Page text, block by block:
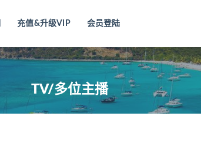
充值&升级VIP 会员登陆
TV/多位主播